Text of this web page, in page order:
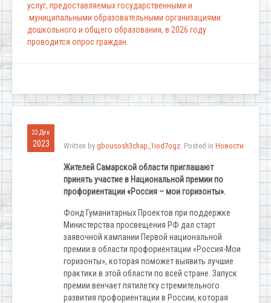
услуг, предоставляемых государственными и
муниципальными образовательными организациями
дошкольного и общего образования, в 2026 году
проводится опрос граждан.
22 Дек
2023 Written by gbousosh3chap_1iod7ogz. Posted in Новости
Жителей Самарской области приглашают
принять участие в Национальной премии по
профориентации «Россия – мои горизонты».
Фонд Гуманитарных Проектов при поддержке
Министерства просвещения РФ дал старт
заявочной кампании Первой национальной
премии в области профориентации «Россия-Мои
горизонты», которая поможет выявить лучшие
практики в этой области по всей стране. Запуск
премии венчает пятилетку стремительного
развития профориентации в России, которая